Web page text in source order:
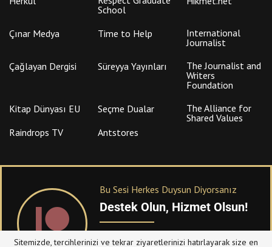
Writers
Foundation
Kitap Dünyası EU
Seçme Dualar
The Alliance for
Shared Values
PATREONüzerinden sitemize bağışta
bulanabilirsiniz.
Sitemizde, tercihlerinizi ve tekrar ziyaretlerinizi hatırlayarak size en